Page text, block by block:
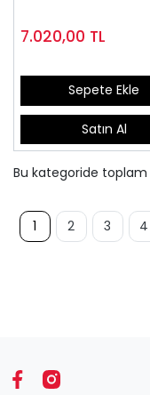
7.020,00 TL
Sepete Ekle
Satın Al
Bu kategoride toplam
1 2 3 4